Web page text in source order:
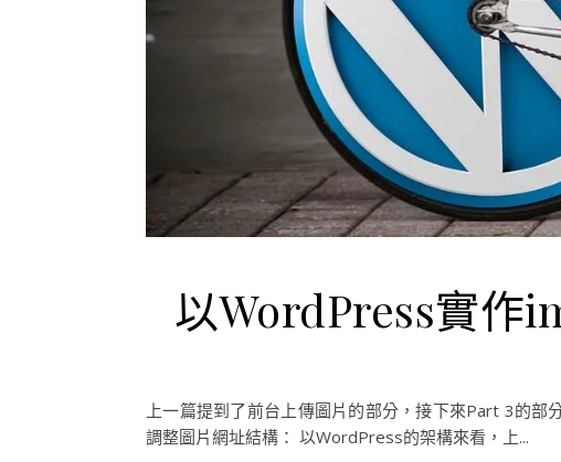
以WordPress實作
上一篇提到了前台上傳圖片的部分，接下來Part 3的
調整圖片網址結構： 以WordPress的架構來看，上...